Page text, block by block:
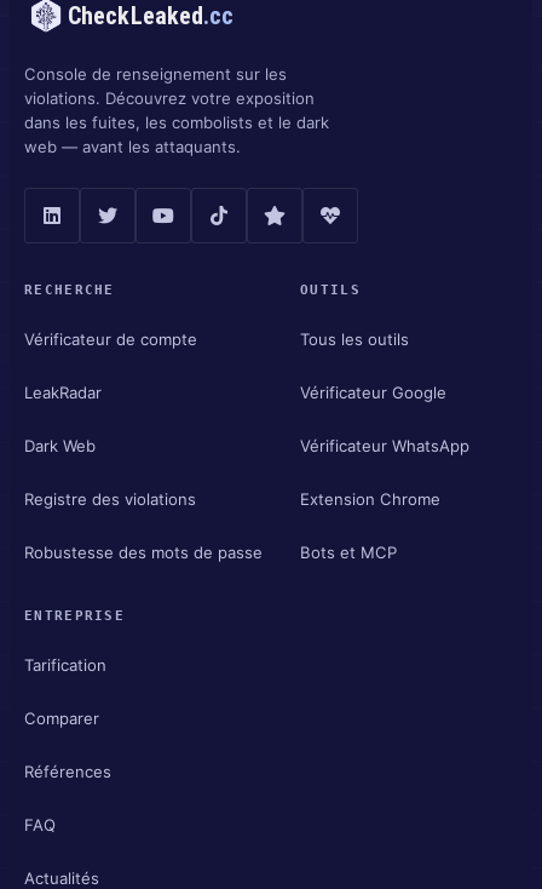
CheckLeaked.cc
Console de renseignement sur les
violations. Découvrez votre exposition
dans les fuites, les combolists et le dark
web — avant les attaquants.
RECHERCHE
Vérificateur de compte
LeakRadar
Dark Web
Registre des violations
Robustesse des mots de passe
OUTILS
Tous les outils
Vérificateur Google
Vérificateur WhatsApp
Extension Chrome
Bots et MCP
ENTREPRISE
Tarification
Comparer
Références
FAQ
Actualités